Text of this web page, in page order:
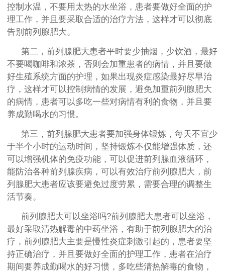
控制水温，不要用太热的水坐浴，患者要做好全面的护
理工作，并且要采取合适的治疗方法，这样才可以彻底
告别前列腺肥大。
第二，前列腺肥大患者平时要少抽烟，少饮酒，最好
不要喝咖啡和浓茶，否则会加重患者的病情，并且要做
好生殖系统方面的护理，如果出现炎症感染最好尽早治
疗，这样才可以控制病情的发展，避免加重前列腺肥大
的病情，患者可以多吃一些对病情有利的食物，并且要
养成勤喝水的习惯。
第三，前列腺肥大患者要加强身体锻炼，每天不宜少
于半个小时的运动时间，坚持锻炼不仅能增强体质，还
可以增强机体的免疫功能，可以促进前列腺血液循环，
能防治各种前列腺疾病，可以有效治疗前列腺肥大，前
列腺肥大患者应该要避免过度劳累，需要合理的调整生
活节奏。
前列腺肥大可以坐浴吗?前列腺肥大患者可以坐浴，
最好采取清热解毒的中药坐浴，有助于前列腺肥大的治
疗，前列腺肥大主要是慢性炎症刺激引起的，患者要坚
持正确治疗，并且要做好全面的护理工作，患者在治疗
期间要养成勤喝水的好习惯，多吃些清热解毒的食物，